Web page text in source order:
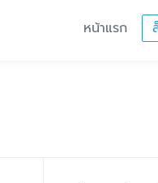
หน้าแรก